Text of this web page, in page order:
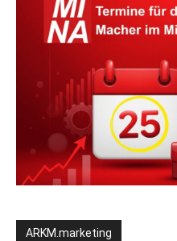
ARKM.marketing